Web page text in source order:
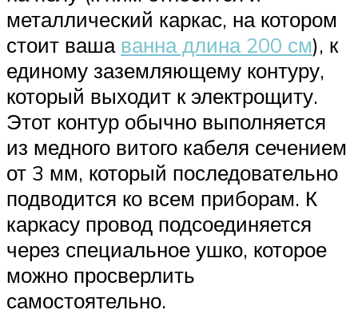
металлический каркас, на котором
стоит ваша ванна длина 200 см), к
единому заземляющему контуру,
который выходит к электрощиту.
Этот контур обычно выполняется
из медного витого кабеля сечением
от 3 мм, который последовательно
подводится ко всем приборам. К
каркасу провод подсоединяется
через специальное ушко, которое
можно просверлить
самостоятельно.